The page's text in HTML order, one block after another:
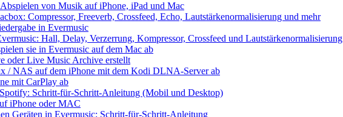
von Musik auf iPhone, iPad und Mac
Compressor, Freeverb, Crossfeed, Echo, Lautstärkenormalisierung und mehr
in Evermusic
Hall, Delay, Verzerrung, Kompressor, Crossfeed und Lautstärkenormalisierung
sie in Evermusic auf dem Mac ab
oder Live Music Archive erstellt
/ NAS auf dem iPhone mit dem Kodi DLNA-Server ab
mit CarPlay ab
Schritt-für-Schritt-Anleitung (Mobil und Desktop)
iPhone oder MAC
Geräten in Evermusic: Schritt-für-Schritt-Anleitung